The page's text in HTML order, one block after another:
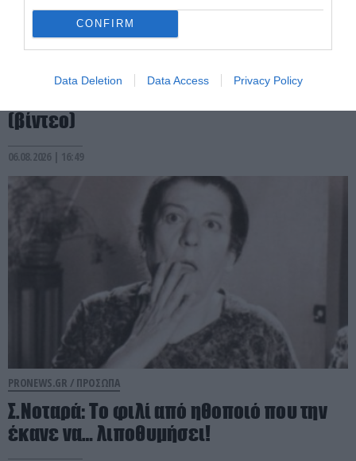
CONFIRM
Data Deletion Data Access Privacy Policy
PRONEWS.GR /ΠΡΟΣΩΠΑ
Β.Κυριακίδης: «Δεν πιστεύω στον Θεό –
(βίντεο)
06.08.2026 | 16:49
PRONEWS.GR / ΠΡΟΣΩΠΑ
Σ.Νοταρά: Το φιλί από ηθοποιό που την
έκανε να… λιποθυμήσει!